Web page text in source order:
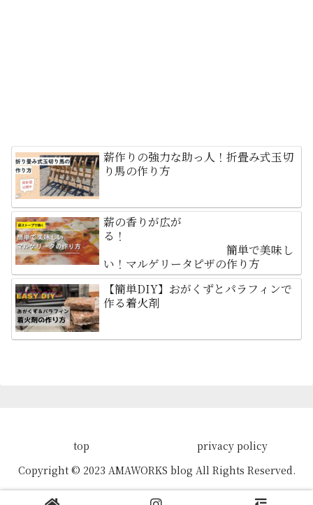
薪作りの強力な助っ人！折畳み式玉切
り馬の作り方
薪の香りが広が
る！
簡単で美味し
い！マルゲリータピザの作り方
【簡単DIY】おがくずとパラフィンで
作る着火剤
top
privacy policy
Copyright © 2023 AMAWORKS blog All Rights Reserved.